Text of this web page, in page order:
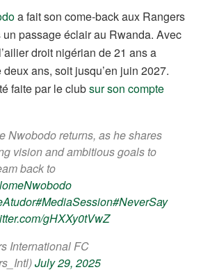
a fait son come-back aux Rangers
passage éclair au Rwanda. Avec
droit nigérian de 21 ans a
ans, soit jusqu’en juin 2027.
faite par le clubsur son compte
Nwobodo returns, as he shares
vision and ambitious goals to
back to
#MediaSession#NeverSay
gHXXy0tVwZ
International FC
July 29, 2025